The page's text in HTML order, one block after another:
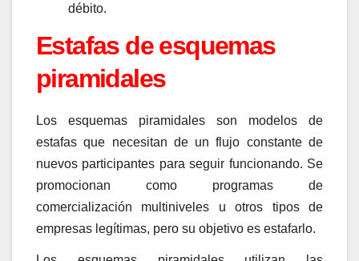
débito.
Estafas de esquemas
piramidales
Los esquemas piramidales son modelos de
estafas que necesitan de un flujo constante de
nuevos participantes para seguir funcionando. Se
promocionan como programas de
comercialización multiniveles u otros tipos de
empresas legítimas, pero su objetivo es estafarlo.